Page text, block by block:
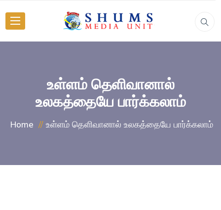
உள்ளம் தெளிவானால்
உலகத்தையே பார்க்கலாம்
Home உள்ளம் தெளிவானால் உலகத்தையே பார்க்கலாம்